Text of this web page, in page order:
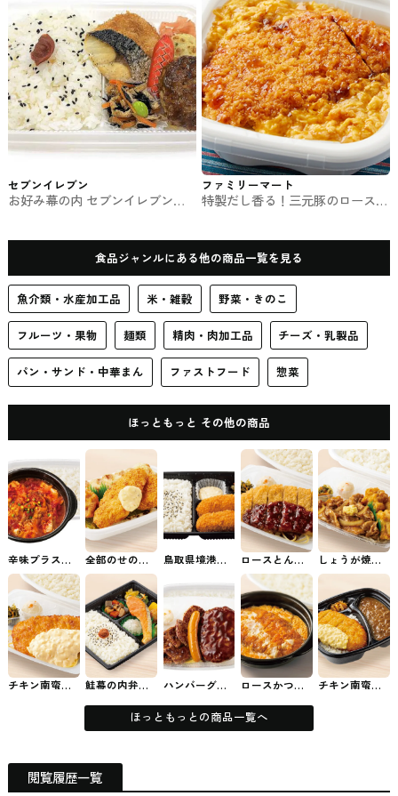
セブンイレブン
お好み幕の内 セブンイレブンの
ファミリーマート
特製だし香る！三元豚のロースか
食品ジャンルにある他の商品一覧を見る
魚介類・水産加工品 米・雑穀 野菜・きのこ
フルーツ・果物 麺類 精肉・肉加工品 チーズ・乳製品
パン・サンド・中華まん ファストフード 惣菜
ほっともっと その他の商品
辛味プラス！
旨辛！牛スン
ドゥブ弁当 ほ
っともっとの
お弁当
全部のせのり
弁当 ほっとも
っとのお弁当
鳥取県境港産
紅ズワイガニ
ームコロッケ
弁当 ほっとも
っとのお弁当
ロースとんか
つ弁当 ほっと
もっとのお弁
当
しょうが焼き&
から揚弁当 ほ
っともっとの
お弁当
チキン南蛮弁
当 ほっともっ
鮭幕の内弁当
ほっともっと
のお弁当
ハンバーグ＆
カットステー
キ弁当(ウイン
ナー付) ほっと
もっとのお弁
当
ロースかつと
じ弁当 ほっと
もっとのお弁
当
チキン南蛮カ
レー
ほっともっとの商品一覧へ
閲覧履歴一覧